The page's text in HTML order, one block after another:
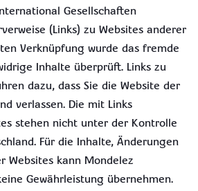
Gesellschaften
(Links) zu Websites anderer
Verknüpfung wurde das fremde
Inhalte überprüft. Links zu
dazu, dass Sie die Website der
verlassen. Die mit Links
stehen nicht unter der Kontrolle
Für die Inhalte, Änderungen
Websites kann Mondelez
Gewährleistung übernehmen.